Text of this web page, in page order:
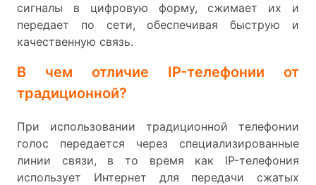
сигналы в цифровую форму, сжимает их и
передает по сети, обеспечивая быструю и
качественную связь.
В чем отличие IP-телефонии от
традиционной?
При использовании традиционной телефонии
голос передается через специализированные
линии связи, в то время как IP-телефония
использует Интернет для передачи сжатых